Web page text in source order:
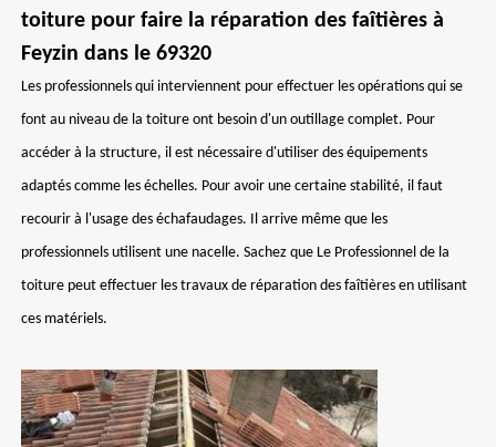
toiture pour faire la réparation des faîtières à
Feyzin dans le 69320
Les professionnels qui interviennent pour effectuer les opérations qui se
font au niveau de la toiture ont besoin d'un outillage complet. Pour
accéder à la structure, il est nécessaire d'utiliser des équipements
adaptés comme les échelles. Pour avoir une certaine stabilité, il faut
recourir à l'usage des échafaudages. Il arrive même que les
professionnels utilisent une nacelle. Sachez que Le Professionnel de la
toiture peut effectuer les travaux de réparation des faîtières en utilisant
ces matériels.